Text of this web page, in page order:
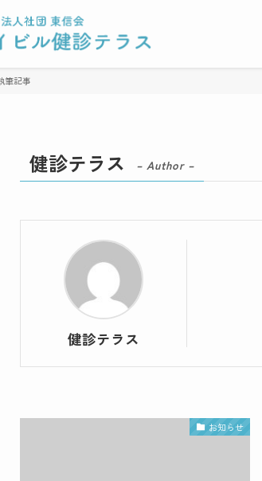
筆記事
健診テラス – Author –
健診テラス
お知らせ